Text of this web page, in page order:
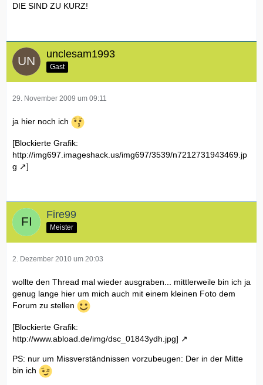
DIE SIND ZU KURZ!
unclesam1993
Gast
29. November 2009 um 09:11
ja hier noch ich
[Blockierte Grafik:
http://img697.imageshack.us/img697/3539/n7212731943469.jp
g
]
Fire99
Meister
2. Dezember 2010 um 20:03
wollte den Thread mal wieder ausgraben... mittlerweile bin ich ja
genug lange hier um mich auch mit einem kleinen Foto dem
Forum zu stellen
[Blockierte Grafik:
http://www.abload.de/img/dsc_01843ydh.jpg]
PS: nur um Missverständnissen vorzubeugen: Der in der Mitte
bin ich